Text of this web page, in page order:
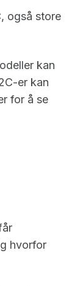
også store
kan
er kan
for å se
hvorfor